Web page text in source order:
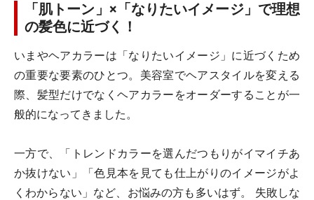
「肌トーン」×「なりたいイメージ」で理想
の髪色に近づく！
いまやヘアカラーは「なりたいイメージ」に近づくため
の重要な要素のひとつ。美容室でヘアスタイルを変える
際、髪型だけでなくヘアカラーをオーダーすることが一
般的になってきました。
一方で、「トレンドカラーを選んだつもりがイマイチあ
か抜けない」「色見本を見ても仕上がりのイメージがよ
くわからない」など、お悩みの方も多いはず。 失敗しな